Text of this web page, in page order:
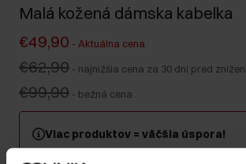
Malá kožená dámska kabelka
€49,90 - Aktuálna cena
€62,90 - najnižšia cena za 30 dní pred
€99,90 - bežná cena
Viac produktov = väčšia úspora!
Kúpte si minimálne 2 kusy z kategórie